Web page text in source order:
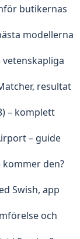
butikernas
modellerna
resultat
– komplett
– guide
kommer den?
Swish, app
och